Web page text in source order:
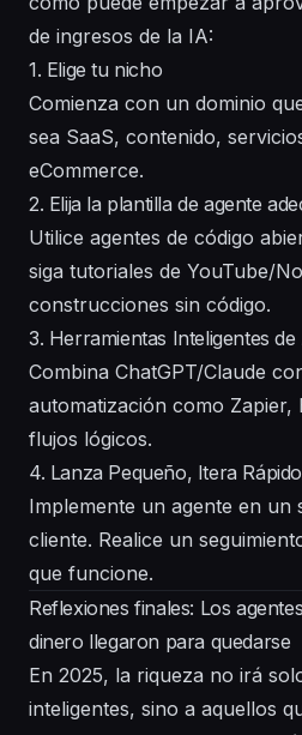
de ingresos de la IA:
1. Elige tu nicho
Comienza con un dominio
sea SaaS, contenido,
eCommerce.
2. Elija la plantilla de agente
Utilice agentes de código
siga tutoriales de YouTube/
construcciones sin código.
3. Herramientas Inteligentes de
Combina ChatGPT/Claude
automatización como Zapier,
flujos lógicos.
4. Lanza Pequeño, Itera Rápido
Implemente un agente en un
cliente. Realice un
que funcione.
Reflexiones finales: Los
dinero llegaron para quedarse
En 2025, la riqueza no irá
inteligentes, sino a aquellos